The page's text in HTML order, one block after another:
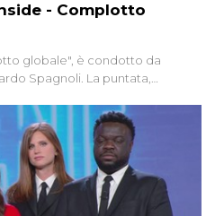
- Complotto
globale", è condotto da
Spagnoli. La puntata,
alternative, dei sospetti
ultimi anni hanno invaso
digitali e immaginario collettivo.